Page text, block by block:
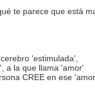
te parece que está
'estimulada',
a la que llama 'amor'
CREE en ese